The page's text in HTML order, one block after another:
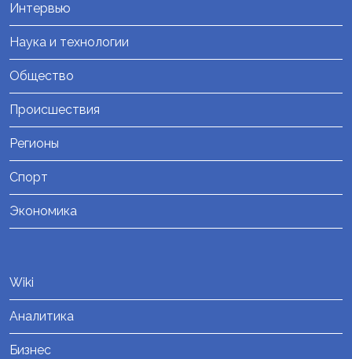
Интервью
Наука и технологии
Общество
Происшествия
Регионы
Спорт
Экономика
Wiki
Аналитика
Бизнес